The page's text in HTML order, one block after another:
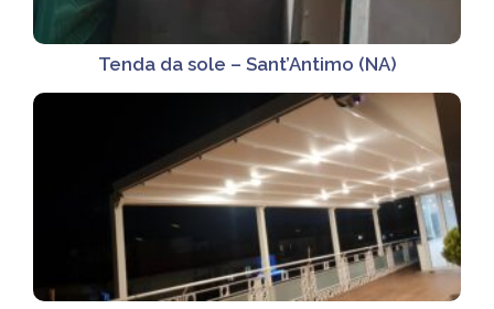
Tenda da sole – Sant’Antimo (NA)